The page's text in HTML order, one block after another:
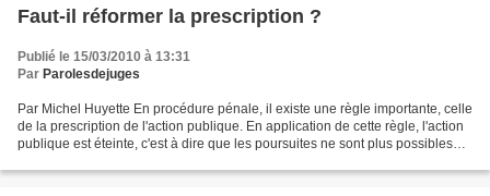
Faut-il réformer la prescription ?
Publié le 15/03/2010 à 13:31
Par Parolesdejuges
Par Michel Huyette En procédure pénale, il existe une règle importante, celle
de la prescription de l'action publique. En application de cette règle, l'action
publique est éteinte, c'est à dire que les poursuites ne sont plus possibles